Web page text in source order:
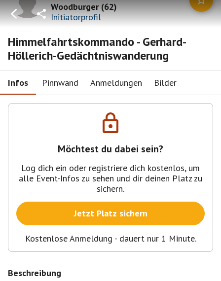
Woodburger(62)
Initiatorprofil
Himmelfahrtskommando - Gerhard-
Höllerich-Gedächtniswanderung
Infos Pinnwand Anmeldungen Bilder
Möchtest du dabei sein?
Log dich ein oder registriere dich kostenlos, um
alle Event-Infos zu sehen und dir deinen Platz zu
sichern.
Jetzt Platz sichern
Kostenlose Anmeldung - dauert nur 1 Minute.
Beschreibung